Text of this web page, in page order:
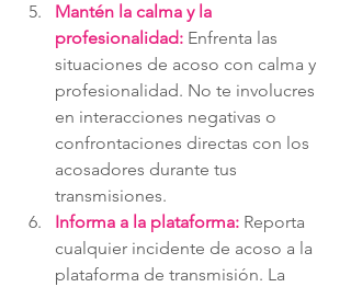
Mantén la calma y la
profesionalidad: Enfrenta las
situaciones de acoso con calma y
profesionalidad. No te involucres
en interacciones negativas o
confrontaciones directas con los
acosadores durante tus
transmisiones.
Informa a la plataforma: Reporta
cualquier incidente de acoso a la
plataforma de transmisión. La